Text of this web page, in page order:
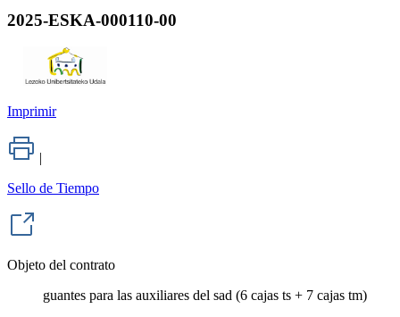
2025-ESKA-000110-00
Imprimir
|
Sello de Tiempo
Objeto del contrato
guantes para las auxiliares del sad (6 cajas ts + 7 cajas tm)